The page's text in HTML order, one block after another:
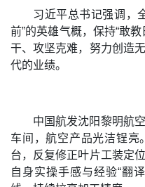
习近平总书记强调，
前”的英雄气概，保持“敢
干、攻坚克难，努力创造
代的业绩。
中国航发沈阳黎明航
车间，航空产品光洁锃亮
台，反复修正叶片工装定
自身实操手感与经验“翻